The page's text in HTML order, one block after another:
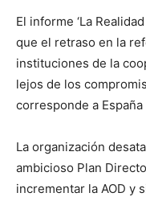
El informe ‘La
que el retraso en la
instituciones de la
lejos de los
corresponde a
La organización
ambicioso Plan
incrementar la AOD y